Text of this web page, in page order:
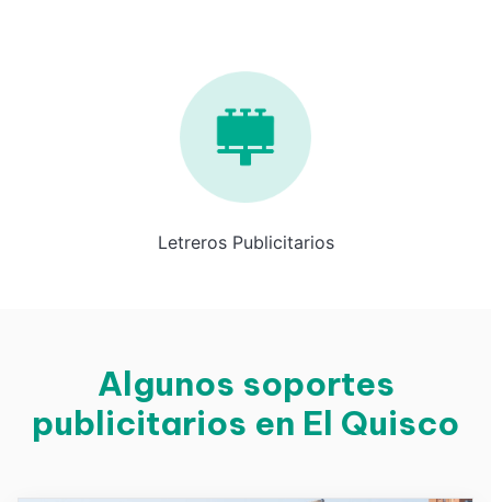
Letreros Publicitarios
Algunos soportes
publicitarios en El Quisco